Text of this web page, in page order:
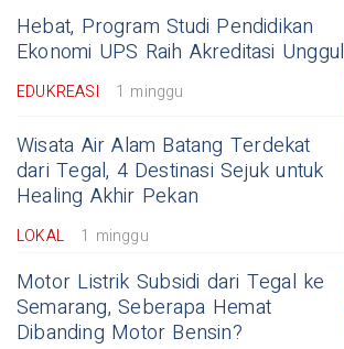
Hebat, Program Studi Pendidikan
Ekonomi UPS Raih Akreditasi Unggul
EDUKREASI 1 minggu
Wisata Air Alam Batang Terdekat
dari Tegal, 4 Destinasi Sejuk untuk
Healing Akhir Pekan
LOKAL 1 minggu
Motor Listrik Subsidi dari Tegal ke
Semarang, Seberapa Hemat
Dibanding Motor Bensin?